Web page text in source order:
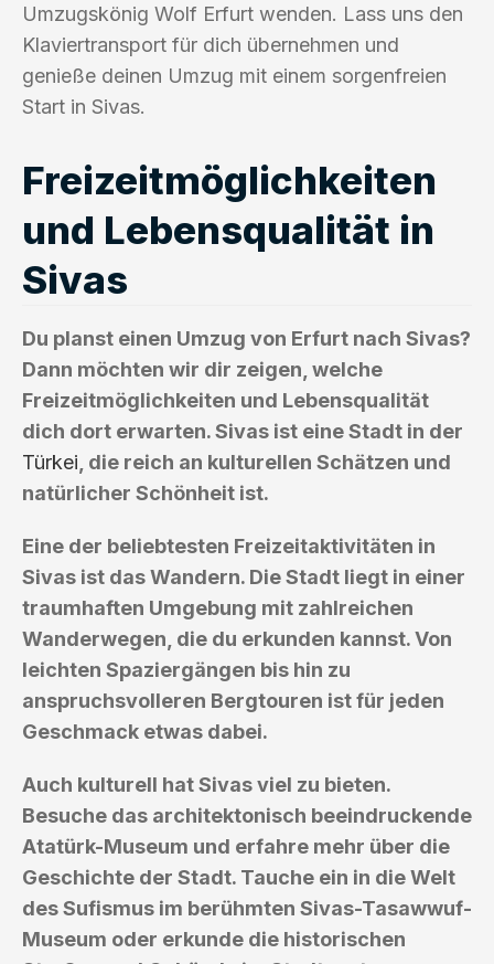
Umzugskönig Wolf Erfurt wenden. Lass uns den
Klaviertransport für dich übernehmen und
genieße deinen Umzug mit einem sorgenfreien
Start in Sivas.
Freizeitmöglichkeiten
und Lebensqualität in
Sivas
Du planst einen Umzug von Erfurt nach Sivas?
Dann möchten wir dir zeigen, welche
Freizeitmöglichkeiten und Lebensqualität
dich dort erwarten. Sivas ist eine Stadt in der
Türkei , die reich an kulturellen Schätzen und
natürlicher Schönheit ist.
Eine der beliebtesten Freizeitaktivitäten in
Sivas ist das Wandern. Die Stadt liegt in einer
traumhaften Umgebung mit zahlreichen
Wanderwegen, die du erkunden kannst. Von
leichten Spaziergängen bis hin zu
anspruchsvolleren Bergtouren ist für jeden
Geschmack etwas dabei.
Auch kulturell hat Sivas viel zu bieten.
Besuche das architektonisch beeindruckende
Atatürk-Museum und erfahre mehr über die
Geschichte der Stadt. Tauche ein in die Welt
des Sufismus im berühmten Sivas-Tasawwuf-
Museum oder erkunde die historischen